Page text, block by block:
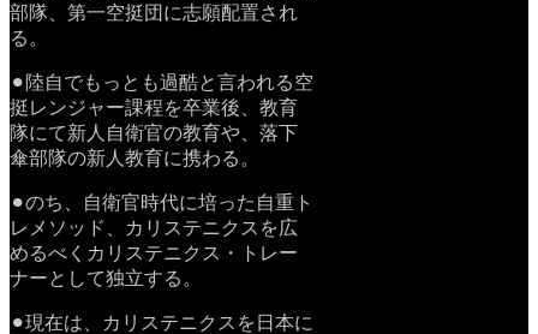
部隊、第一空挺団に志願配置され
る。
⚫︎陸自でもっとも過酷と言われる空
挺レンジャー課程を卒業後、教育
隊にて新人自衛官の教育や、落下
傘部隊の新人教育に携わる。
⚫︎のち、自衛官時代に培った自重ト
レメソッド、カリステニクスを広
めるべくカリステニクス・トレー
ナーとして独立する。
⚫︎現在は、カリステニクスを日本に